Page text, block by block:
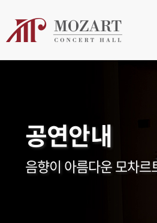
공연안내
음향이 아름다운 모차